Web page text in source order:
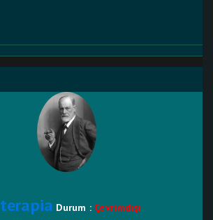
terapia Durum : Çevrimdışı